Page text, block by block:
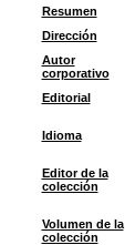
Resumen
Dirección
Autor
corporativo
Editorial
Idioma
Editor de la
colección
Volumen de la
colección